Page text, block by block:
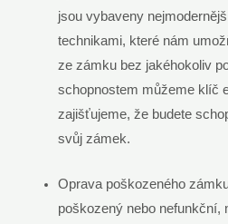
jsou vybaveny
technikami, které nám
ze zámku bez jakéhokoliv
schopnostem můžeme klíč
zajišťujeme, že budete
svůj zámek.
Oprava poškozeného
poškozený nebo nefunkční,